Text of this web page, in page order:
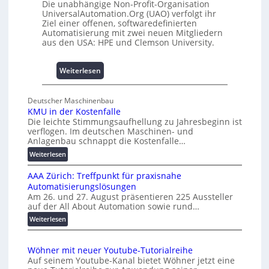
m
m
n
s
e
c
h
a
f
n
0
A
Die unabhängige Non-Profit-Organisation
UniversalAutomation.Org (UAO) verfolgt ihr
Ziel einer offenen, softwaredefinierten
Automatisierung mit zwei neuen Mitgliedern
aus den USA: HPE und Clemson University.
Weiterlesen:
U
i
v
e
r
l
A
u
t
m
t
i
Deutscher Maschinenbau
KMU in der Kostenfalle
Die leichte Stimmungsaufhellung zu Jahresbeginn ist
verflogen. Im deutschen Maschinen- und
Anlagenbau schnappt die Kostenfalle…
Weiterlesen:
K
M
U
i
n
d
e
K
o
AAA Zürich: Treffpunkt für praxisnahe
Automatisierungslösungen
Am 26. und 27. August präsentieren 225 Aussteller
auf der All About Automation sowie rund…
Weiterlesen:
A
A
Z
Wöhner mit neuer Youtube-Tutorialreihe
Auf seinem Youtube-Kanal bietet Wöhner jetzt eine